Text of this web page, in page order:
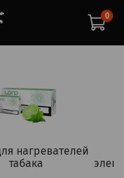
0
нагревателей
табака